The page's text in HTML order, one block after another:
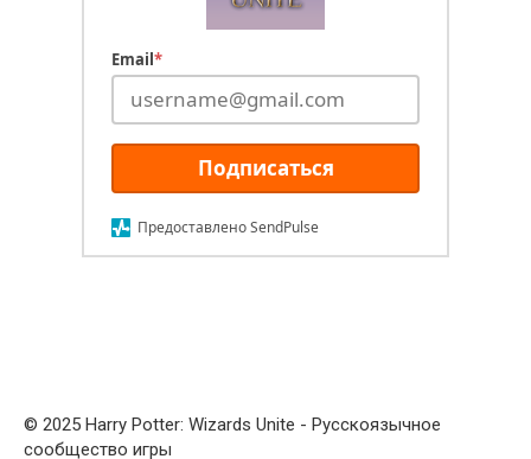
Email*
Подписаться
Предоставлено SendPulse
© 2025 Harry Potter: Wizards Unite - Русскоязычное
сообщество игры